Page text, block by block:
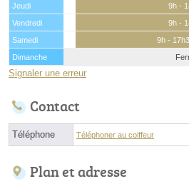
Jeudi
9h -
Vendredi
9h -
Samedi
9h -
Dimanche
Signaler une erreur
Contact
Téléphone Téléphoner au coiffeur
Plan et adresse